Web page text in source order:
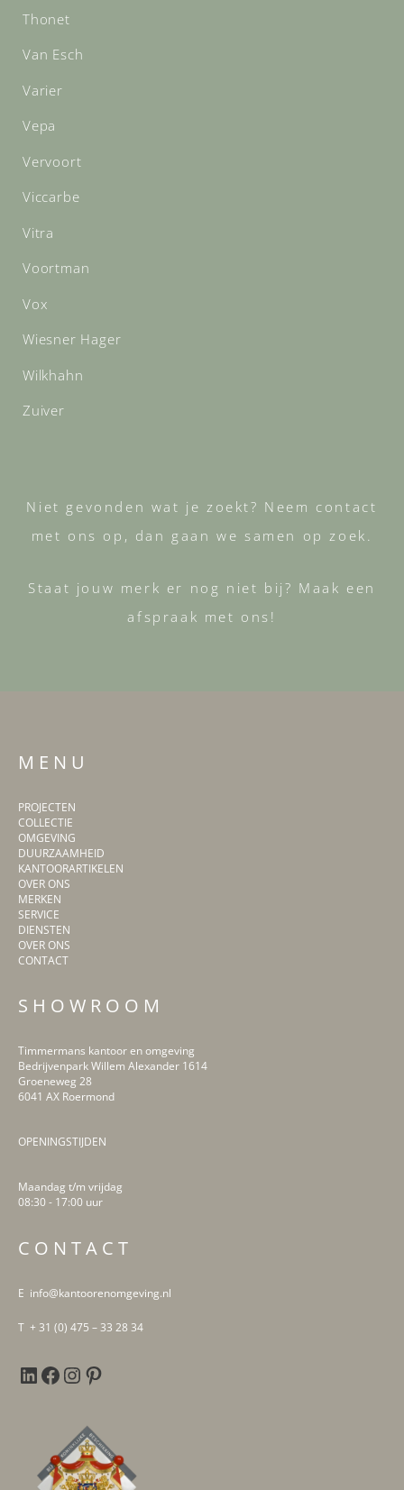
Thonet
Van Esch
Varier
Vepa
Vervoort
Viccarbe
Vitra
Voortman
Vox
Wiesner Hager
Wilkhahn
Zuiver
Niet gevonden wat je zoekt? Neem contact
met ons op, dan gaan we samen op zoek.
Staat jouw merk er nog niet bij? Maak een
afspraak met ons!
M E N U
PROJECTEN
COLLECTIE
OMGEVING
DUURZAAMHEID
KANTOORARTIKELEN
OVER ONS
MERKEN
SERVICE
DIENSTEN
OVER ONS
CONTACT
S H O W R O O M
Timmermans kantoor en omgeving
Bedrijvenpark Willem Alexander 1614
Groeneweg 28
6041 AX Roermond
OPENINGSTIJDEN
Maandag t/m vrijdag
08:30 - 17:00 uur
C O N T A C T
E info@kantoorenomgeving.nl
T + 31 (0) 475 – 33 28 34
LinkedIn
Facebook
Instagram
Pinterest